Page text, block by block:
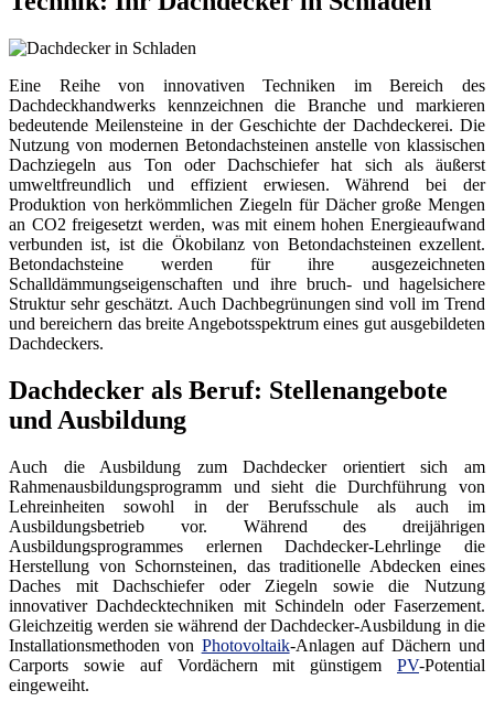
Eine Reihe von innovativen Techniken im Bereich des
Dachdeckhandwerks kennzeichnen die Branche und markieren
bedeutende Meilensteine in der Geschichte der Dachdeckerei. Die
Nutzung von modernen Betondachsteinen anstelle von klassischen
Dachziegeln aus Ton oder Dachschiefer hat sich als äußerst
umweltfreundlich und effizient erwiesen. Während bei der
Produktion von herkömmlichen Ziegeln für Dächer große Mengen
an CO2 freigesetzt werden, was mit einem hohen Energieaufwand
verbunden ist, ist die Ökobilanz von Betondachsteinen exzellent.
Betondachsteine werden für ihre ausgezeichneten
Schalldämmungseigenschaften und ihre bruch- und hagelsichere
Struktur sehr geschätzt. Auch Dachbegrünungen sind voll im Trend
und bereichern das breite Angebotsspektrum eines gut ausgebildeten
Dachdeckers.
Dachdecker als Beruf: Stellenangebote
und Ausbildung
Auch die Ausbildung zum Dachdecker orientiert sich am
Rahmenausbildungsprogramm und sieht die Durchführung von
Lehreinheiten sowohl in der Berufsschule als auch im
Ausbildungsbetrieb vor. Während des dreijährigen
Ausbildungsprogrammes erlernen Dachdecker-Lehrlinge die
Herstellung von Schornsteinen, das traditionelle Abdecken eines
Daches mit Dachschiefer oder Ziegeln sowie die Nutzung
innovativer Dachdecktechniken mit Schindeln oder Faserzement.
Gleichzeitig werden sie während der Dachdecker-Ausbildung in die
Installationsmethoden von Photovoltaik-Anlagen auf Dächern und
Carports sowie auf Vordächern mit günstigem PV-Potential
eingeweiht.